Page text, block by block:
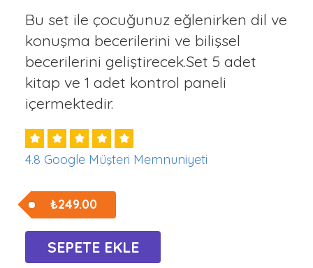
Bu set ile çocuğunuz eğlenirken dil ve
konuşma becerilerini ve bilişsel
becerilerini geliştirecek.Set 5 adet
kitap ve 1 adet kontrol paneli
içermektedir.
4.8 Google Müşteri Memnuniyeti
₺249.00